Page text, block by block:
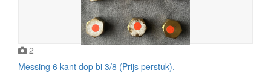
2
Messing 6 kant dop bi 3/8 (Prijs perstuk).